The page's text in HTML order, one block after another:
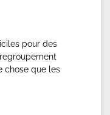
pour des
chose que les